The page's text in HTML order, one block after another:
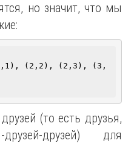
но значит, что мы
(то есть друзья,
друзей-друзей) для